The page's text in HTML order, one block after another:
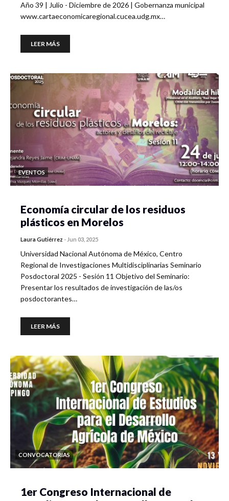
Año 39 | Julio - Diciembre de 2026 | Gobernanza municipal
www.cartaeconomicaregional.cucea.udg.mx…
LEER MÁS
EVENTOS
Economía circular de los residuos
plásticos en Morelos
Laura Gutiérrez - Jun 03, 2025
Universidad Nacional Autónoma de México, Centro
Regional de Investigaciones Multidisciplinarias Seminario
Posdoctoral 2025 - Sesión 11 Objetivo del Seminario:
Presentar los resultados de investigación de las/os
posdoctorantes…
LEER MÁS
CONVOCATORIAS
1er Congreso Internacional de